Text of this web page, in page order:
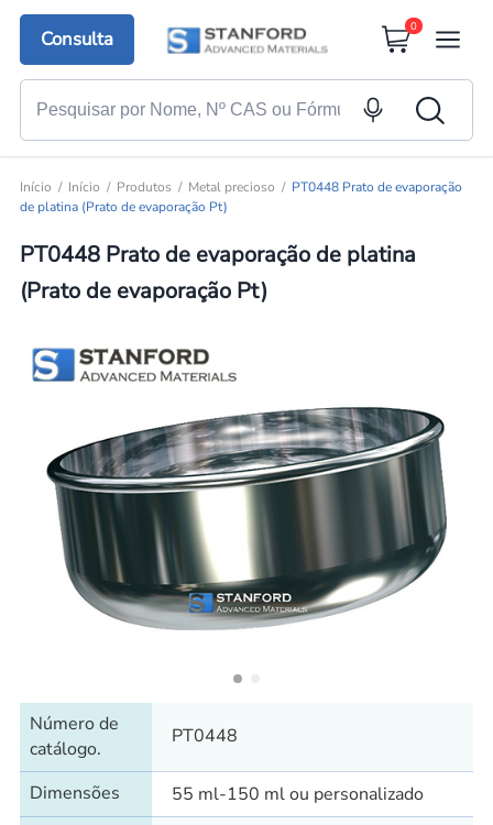
Consulta
0
Início Início Produtos Metal precioso
PT0448 Prato de evaporação
de platina (Prato de evaporação Pt)
PT0448 Prato de evaporação de platina
(Prato de evaporação Pt)
Número de
catálogo.
PT0448
Dimensões
55 ml-150 ml ou personalizado